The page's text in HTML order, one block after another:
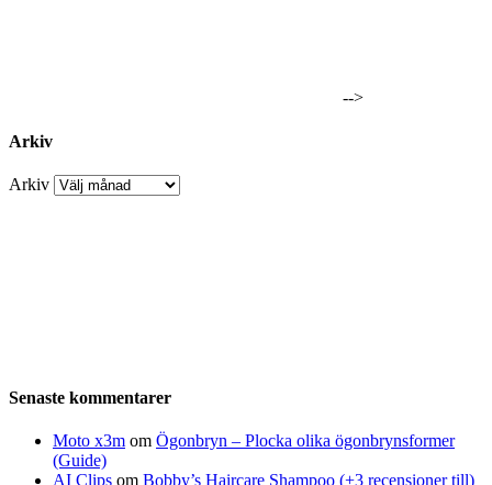
-->
Arkiv
Arkiv
Senaste kommentarer
Moto x3m om Ögonbryn – Plocka olika ögonbrynsformer
(Guide)
AI Clips om Bobby’s Haircare Shampoo (+3 recensioner till)